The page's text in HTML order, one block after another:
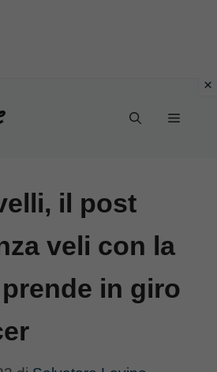
Menu
il post
veli con la
in giro